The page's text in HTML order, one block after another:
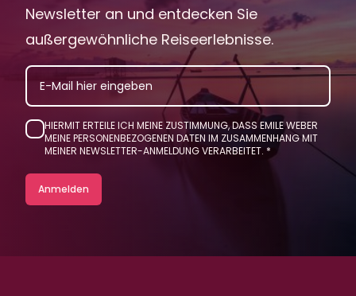
Newsletter an und entdecken Sie
außergewöhnliche Reiseerlebnisse.
EMAIL
HIERMIT ERTEILE ICH MEINE ZUSTIMMUNG, DASS EMILE WEBER
MEINE PERSONENBEZOGENEN DATEN IM ZUSAMMENHANG MIT
MEINER NEWSLETTER-ANMELDUNG VERARBEITET.